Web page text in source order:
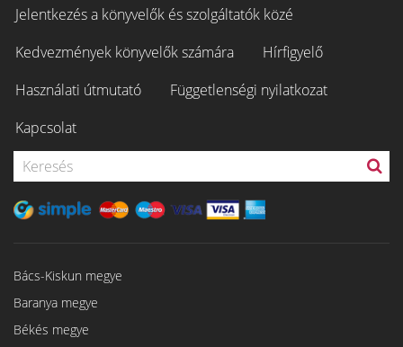
Jelentkezés a könyvelők és szolgáltatók közé
Kedvezmények könyvelők számára
Hírfigyelő
Használati útmutató
Függetlenségi nyilatkozat
Kapcsolat
Bács-Kiskun megye
Baranya megye
Békés megye